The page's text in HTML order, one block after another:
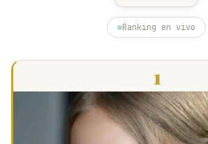
Ranking en vivo
1